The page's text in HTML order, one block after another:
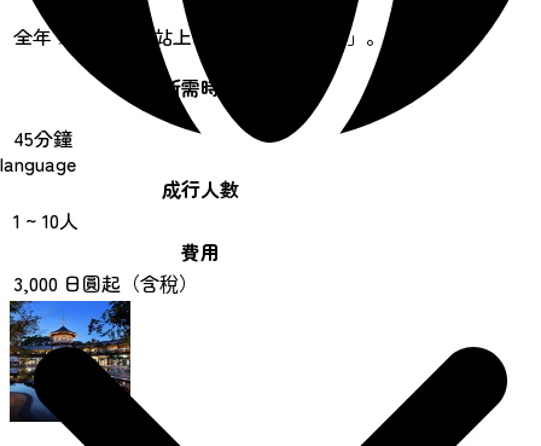
language
全年 ※請參閱網站上的「體驗行程資訊」。
所需時間
45分鐘
成行人數
1 ~ 10人
費用
3,000 日圓起（含稅）